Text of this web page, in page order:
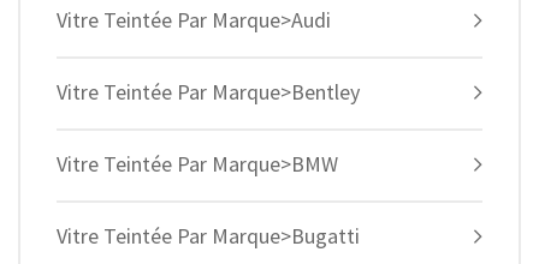
Vitre Teintée Par Marque>Audi
Vitre Teintée Par Marque>Bentley
Vitre Teintée Par Marque>BMW
Vitre Teintée Par Marque>Bugatti